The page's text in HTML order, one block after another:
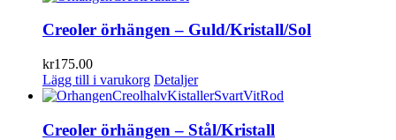
Creoler örhängen – Guld/Kristall/Sol
kr175.00
Lägg till i varukorg Detaljer
Creoler örhängen – Stål/Kristall